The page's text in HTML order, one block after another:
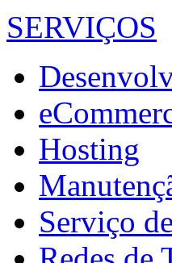
SERVIÇOS
Hosting
Serviço